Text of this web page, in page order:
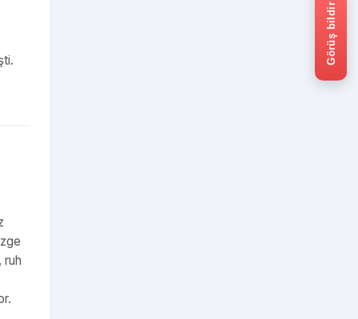
ruh
Görüş bildir